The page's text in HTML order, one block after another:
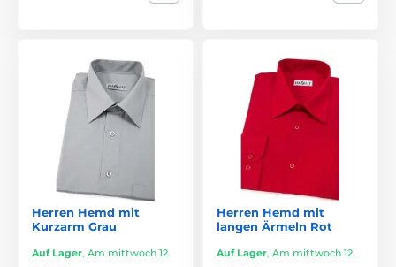
Herren Hemd mit
Kurzarm Grau
Auf Lager, Am mittwoch 12.
Herren Hemd mit
langen Ärmeln Rot
Auf Lager, Am mittwoch 12.